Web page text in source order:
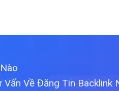
Về Đăng Tin Backlink